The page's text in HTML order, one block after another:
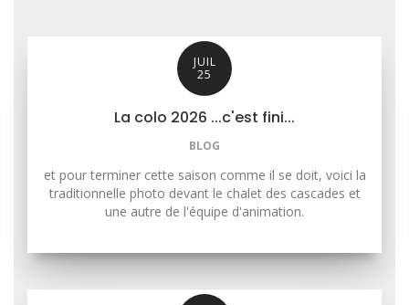
JUIL
25
La colo 2026 ...c'est fini...
BLOG
et pour terminer cette saison comme il se doit, voici la
traditionnelle photo devant le chalet des cascades et
une autre de l'équipe d'animation.